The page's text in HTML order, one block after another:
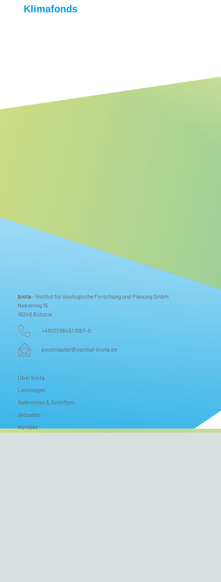
Klimafonds
biota– Institut für ökologische Forschung und Planung GmbH
Nebelring 15
18246 Bützow
+49 (0) 38461 9167-0
postmaster@institut-biota.de
Über biota
Leistungen
Referenzen & Schriften
Aktuelles
Kontakt